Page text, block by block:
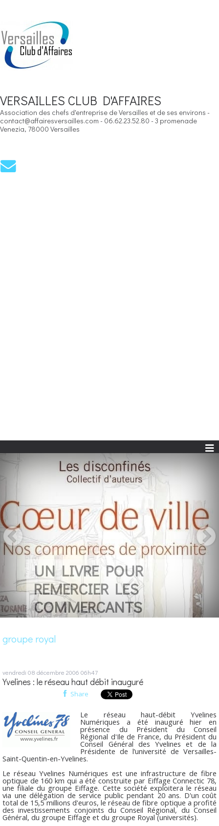
VERSAILLES CLUB D'AFFAIRES
Association des chefs d'entreprise de Versailles et de ses environs -
contact@affairesversailles.com - 06.62.23.52.80 - 3 promenade
Venezia, 78000 Versailles
UN LIVRE POUR
REMERCIER LES
COMMERCANTS
groupe royal
vendredi 08 décembre 2006 06h47
Yvelines : le réseau haut débit inauguré
Share
Le réseau haut-débit Yvelines
Numériques a été inauguré hier en
présence du Président du Conseil
Régional d'Ile de France, du Président du
Conseil Général des Yvelines et de la
Présidente de l’université de Versailles-
Saint-Quentin-en-Yvelines.
Le réseau Yvelines Numériques est une infrastructure de fibre
optique de 160 km qui a été construite par Eiffage Connectic 78,
une filiale du groupe Eiffage. Cette société exploitera le réseau
via une délégation de service public pendant 20 ans. D'un coût
total de 15,5 millions d'euros, le réseau de fibre optique a profité
des investissements conjoints du Conseil Régional, du Conseil
Général, du groupe Eiffage et du groupe Royal (universités).